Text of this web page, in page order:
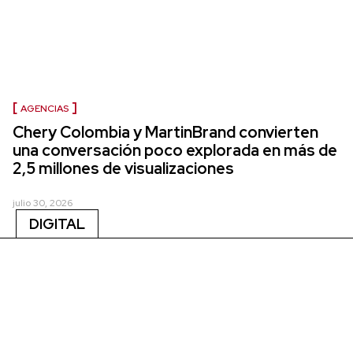
AGENCIAS
Chery Colombia y MartinBrand convierten
una conversación poco explorada en más de
2,5 millones de visualizaciones
julio 30, 2026
DIGITAL